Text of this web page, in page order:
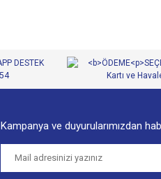
Kampanya ve duyurularımızdan